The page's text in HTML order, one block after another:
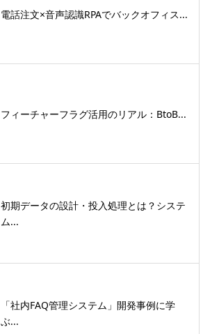
電話注文×音声認識RPAでバックオフィス...
フィーチャーフラグ活用のリアル：BtoB...
初期データの設計・投入処理とは？システ
ム...
「社内FAQ管理システム」開発事例に学
ぶ...